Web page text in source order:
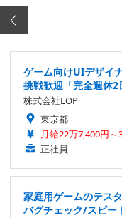
ゲーム向けUIデザイ
挑戦歓迎「完全週休2
株式会社LOP
東京都
月給22万7,400円～
正社員
家庭用ゲームのテス
バグチェック/スピー